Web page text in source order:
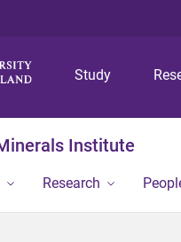
Study
Institute
Research